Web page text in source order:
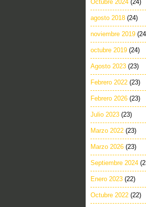
Octubre 2024 (24)
agosto 2018 (24)
noviembre 2019
octubre 2019 (24)
Agosto 2023 (23)
Febrero 2022 (23)
Febrero 2026 (23)
Julio 2023 (23)
Marzo 2022 (23)
Marzo 2026 (23)
Septiembre 2024
Enero 2023 (22)
Octubre 2022 (22)